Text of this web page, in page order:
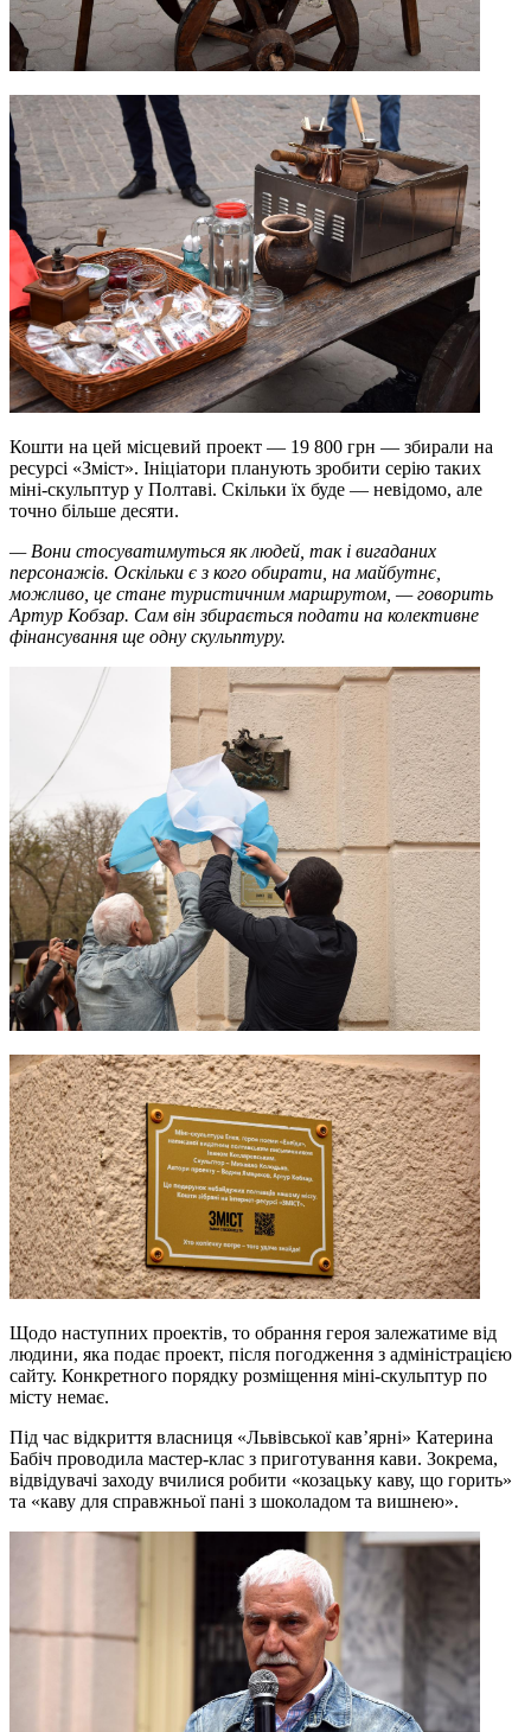
Кошти на цей місцевий проект — 19 800 грн — збирали на
ресурсі «Зміст». Ініціатори планують зробити серію таких
міні-скульптур у Полтаві. Скільки їх буде — невідомо, але
точно більше десяти.
— Вони стосуватимуться як людей, так і вигаданих
персонажів. Оскільки є з кого обирати, на майбутнє,
можливо, це стане туристичним маршрутом, — говорить
Артур Кобзар. Сам він збирається подати на колективне
фінансування ще одну скульптуру.
Щодо наступних проектів, то обрання героя залежатиме від
людини, яка подає проект, після погодження з адміністрацією
сайту. Конкретного порядку розміщення міні-скульптур по
місту немає.
Під час відкриття власниця «Львівської кав’ярні» Катерина
Бабіч проводила мастер-клас з приготування кави. Зокрема,
відвідувачі заходу вчилися робити «козацьку каву, що горить»
та «каву для справжньої пані з шоколадом та вишнею».